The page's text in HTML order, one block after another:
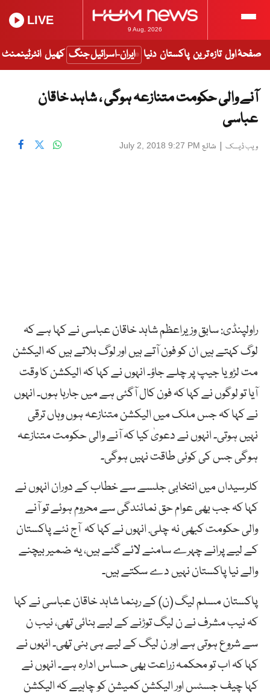
9 Aug, 2026
LIVE
صفحۂ اول تازہ ترین پاکستان دنیا ایران-اسرائیل جنگ کھیل انٹرٹینمنٹ
آنے والی حکومت متنازعہ ہوگی ، شاہد خاقان
عباسی
ویب ڈیسک | شائع July 2, 2018 9:27 PM
راولپنڈی: سابق وزیراعظم شاہد خاقان عباسی نے کہا ہے کہ
لوگ کہتے ہیں ان کو فون آتے ہیں اور لوگ بلاتے ہیں کہ الیکشن
مت لڑو یا جیپ پر چلے جاؤ۔ انہوں نے کہا کہ الیکشن کا وقت
آیا تو لوگوں نے کہا کہ فون کال آگئی ہے میں جارہا ہوں۔ انہوں
نے کہا کہ جس ملک میں الیکشن متنازعہ ہوں وہاں ترقی
نہیں ہوتی۔ انہوں نے دعویٰ کیا کہ آنے والی حکومت متنازعہ
ہوگی جس کی کوئی طاقت نہیں ہوگی۔
کلرسیداں میں انتخابی جلسے سے خطاب کے دوران انہوں نے
کہا کہ جب بھی عوام حق نمائندگی سے محروم ہوئے تو آنے
والی حکومت کبھی نہ چلی. انہوں نے کہا کہ آج نئے پاکستان
کے لیے پرانے چہرے سامنے لائے گئے ہیں، یہ ضمیر بیچنے
والے نیا پاکستان نہیں دے سکتے ہیں۔
پاکستان مسلم لیگ (ن) کے رہنما شاہد خاقان عباسی نے کہا
کہ نیب مشرف نے ن لیگ توڑنے کے لیے بنائی تھی، نیب ن
سے شروع ہوتی ہے اور ن لیگ کے لیے ہی بنی تھی۔ انہوں نے
کہا کہ اب تو محکمہ زراعت بھی حساس ادارہ ہے۔ انہوں نے
کہا چیف جسٹس اور الیکشن کمیشن کو چاہیے کہ الیکشن